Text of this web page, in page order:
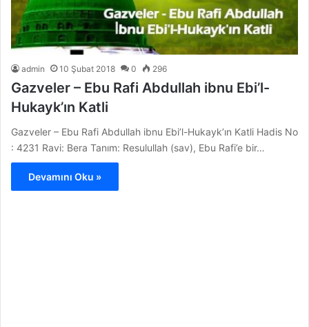
admin 10 Şubat 2018 0 296
Gazveler – Ebu Rafi Abdullah ibnu Ebi’l-
Hukayk’ın Katli
Gazveler – Ebu Rafi Abdullah ibnu Ebi’l-Hukayk’ın Katli Hadis No
: 4231 Ravi: Bera Tanım: Resulullah (sav), Ebu Rafi’e bir…
Devamını Oku »